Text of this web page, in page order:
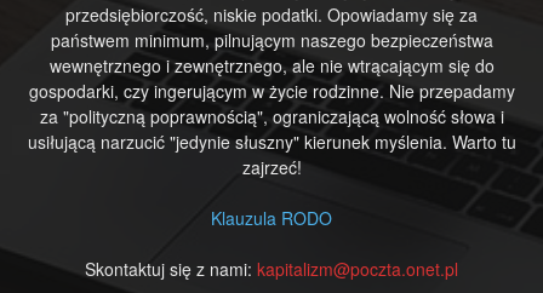
przedsiębiorczość, niskie podatki. Opowiadamy się za
państwem minimum, pilnującym naszego bezpieczeństwa
wewnętrznego i zewnętrznego, ale nie wtrącającym się do
gospodarki, czy ingerującym w życie rodzinne. Nie przepadamy
za "polityczną poprawnością", ograniczającą wolność słowa i
usiłującą narzucić "jedynie słuszny" kierunek myślenia. Warto tu
zajrzeć!
Klauzula RODO
Skontaktuj się z nami: kapitalizm@poczta.onet.pl